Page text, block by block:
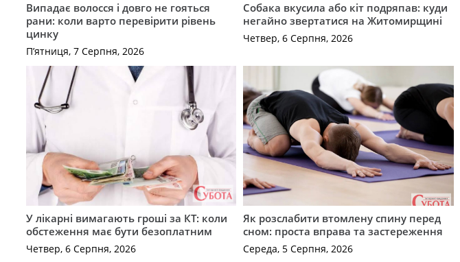
Випадає волосся і довго не гояться
рани: коли варто перевірити рівень
цинку
П’ятниця, 7 Серпня, 2026
Собака вкусила або кіт подряпав: куди
негайно звертатися на Житомирщині
Четвер, 6 Серпня, 2026
У лікарні вимагають гроші за КТ: коли
обстеження має бути безоплатним
Четвер, 6 Серпня, 2026
Як розслабити втомлену спину перед
сном: проста вправа та застереження
Середа, 5 Серпня, 2026